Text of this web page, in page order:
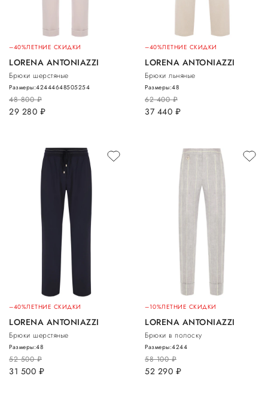
–40%ЛЕТНИЕ СКИДКИ
LORENA ANTONIAZZI
Брюки шерстяные
48 800руб.
29 280 руб.
Размеры:42444648505254
–40%ЛЕТНИЕ СКИДКИ
LORENA ANTONIAZZI
Брюки льняные
62 400руб.
37 440 руб.
Размеры:48
–40%ЛЕТНИЕ СКИДКИ
LORENA ANTONIAZZI
Брюки шерстяные
52 500руб.
31 500 руб.
Размеры:48
–10%ЛЕТНИЕ СКИДКИ
LORENA ANTONIAZZI
Брюки в полоску
58 100руб.
52 290 руб.
Размеры:4244